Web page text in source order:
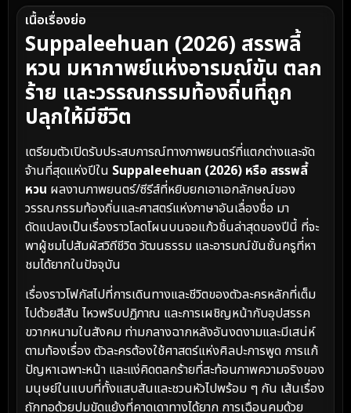
เนื้อเรื่องย่อ
Suppaleehuan (2026) สรรพลี้
หวน มหากาพย์แห่งอารมณ์ขัน ตลก
ร้าย และวรรณกรรมท้องถิ่นที่ถูก
ปลุกให้มีชีวิต
เตรียมตัวเปิดรับประสบการณ์ทางภาพยนตร์ที่แตกต่างและจัด
จ้านที่สุดแห่งปีใน Suppaleehuan (2026) หรือ สรรพลี้
หวน ผลงานภาพยนตร์/ซีรีส์ที่หยิบยกเอาเอกลักษณ์ของ
วรรณกรรมท้องถิ่นและศาสตร์แห่งภาษาอันเลื่องชื่อ มา
ดัดแปลงเป็นเรื่องราวโลดโผนบนจอแก้วชิ้นล่าสุดของปีนี้ ที่จะ
พาผู้ชมไปสัมผัสวิถีชีวิต วัฒนธรรม และอารมณ์ขันชั้นครูที่หา
ชมได้ยากในปัจจุบัน
เรื่องราวโฟกัสไปที่การเดินทางและชีวิตของตัวละครหลักที่เต็ม
ไปด้วยสีสัน ไหวพริบปฏิภาณ และการเผชิญหน้ากับอุปสรรค
ขวากหนามในสังคม ท่ามกลางฉากหลังอันงดงามและมีเสน่ห์
ตามท้องเรื่อง ตัวละครต้องใช้ศาสตร์แห่งศิลปะการพูด การแก้
ปัญหาเฉพาะหน้า และแง่คิดตลกร้ายที่สะท้อนภาพความจริงของ
มนุษย์ในแบบที่ทั้งแสบสันและชวนหัวไปพร้อม ๆ กัน เส้นเรื่อง
ถักทอด้วยปมขัดแย้งที่คาดเดาทางได้ยาก การเฉือนคมด้วย